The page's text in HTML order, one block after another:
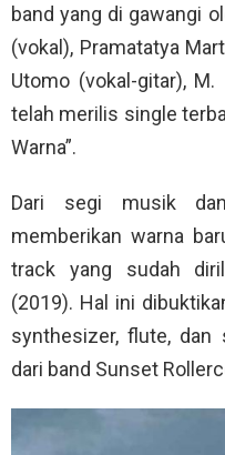
band yang di gawangi
(vokal), Pramatatya
Utomo (vokal-gitar), M.
telah merilis single
Warna”.
Dari segi musik
memberikan warna
track yang sudah
(2019). Hal ini
synthesizer, flute, dan
dari band Sunset